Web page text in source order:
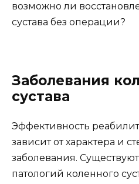
возможно ли
сустава без операции?
Заболевания
сустава
Эффективность
зависит от характера и
заболевания.
патологий коленного